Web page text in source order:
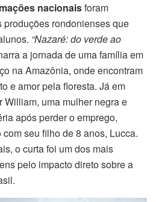
nacionaisforam
rondonienses que
“Nazaré: do verde ao
a jornada de uma família em
na Amazônia, onde encontram
e amor pela floresta. Já em
William, uma mulher negra e
após perder o emprego,
seu filho de 8 anos, Lucca.
o curta foi um dos mais
pelo impacto direto sobre a